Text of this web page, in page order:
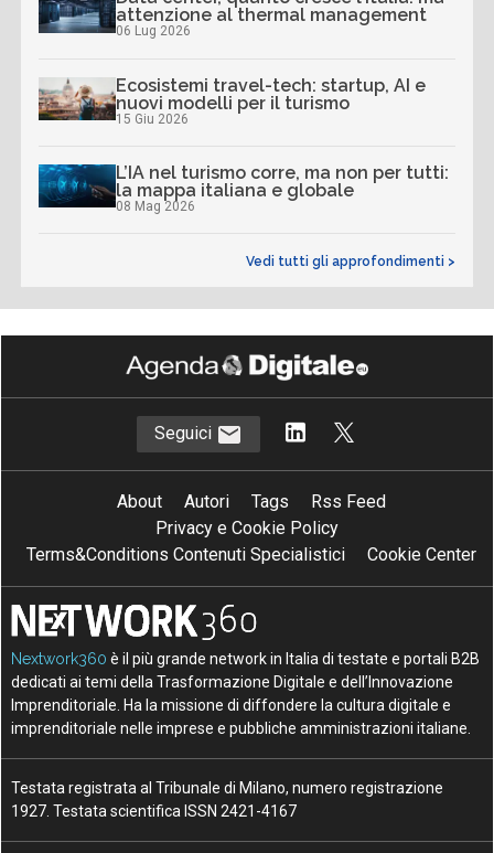
attenzione al thermal management
06 Lug 2026
Ecosistemi travel-tech: startup, AI e
nuovi modelli per il turismo
15 Giu 2026
L’IA nel turismo corre, ma non per tutti:
la mappa italiana e globale
08 Mag 2026
Vedi tutti gli approfondimenti >
Seguici
About Autori Tags
Rss Feed
Privacy e Cookie Policy
Terms&Conditions Contenuti Specialistici
Cookie Center
Nextwork360 è il più grande network in Italia di testate e portali B2B
dedicati ai temi della Trasformazione Digitale e dell’Innovazione
Imprenditoriale. Ha la missione di diffondere la cultura digitale e
imprenditoriale nelle imprese e pubbliche amministrazioni italiane.
Testata registrata al Tribunale di Milano, numero registrazione
1927. Testata scientifica ISSN 2421-4167